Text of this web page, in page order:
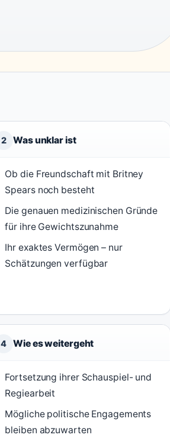
2 Was unklar ist
Ob die Freundschaft mit Britney
Spears noch besteht
Die genauen medizinischen Gründe
für ihre Gewichtszunahme
Ihr exaktes Vermögen – nur
Schätzungen verfügbar
4 Wie es weitergeht
Fortsetzung ihrer Schauspiel- und
Regiearbeit
Mögliche politische Engagements
bleiben abzuwarten